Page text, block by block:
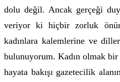
dolu değil. Ancak gerçeği
veriyor ki hiçbir zorluk
kadınlara kalemlerine ve
bulunuyorum. Kadın olmak bir
hayata bakışı gazetecilik